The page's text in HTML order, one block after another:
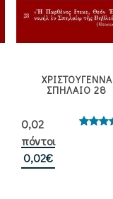
ΧΡΙΣΤΟΥΓΕΝΝΑ
ΣΠΗΛΑΙΟ 28
0,02
πόντοι
0,02€